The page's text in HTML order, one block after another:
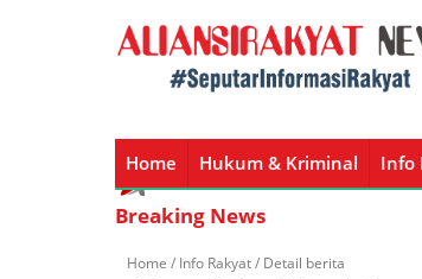
Home Hukum & Kriminal Info
Home Hukum & Kriminal Info
Breaking News
Home / Info Rakyat/ Detail berita